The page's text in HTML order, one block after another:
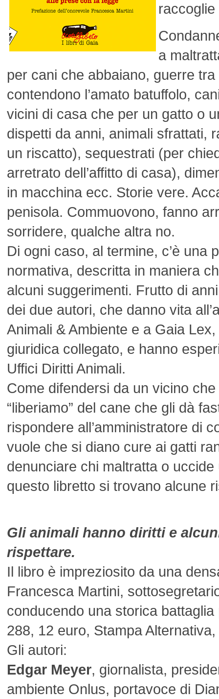
a
per cani che abbaiano, guerre
contendono l’amato batuffolo,
vicini di casa che per un gatto o
dispetti da anni, animali sfrattati,
un riscatto), sequestrati (per
arretrato dell’affitto di casa),
in macchina ecc. Storie vere.
penisola. Commuovono, fanno
sorridere, qualche altra no.
Di ogni caso, al termine, c’è una
normativa, descritta in maniera
alcuni suggerimenti. Frutto di
dei due autori, che danno vita
Animali & Ambiente e a Gaia
giuridica collegato, e hanno
Uffici Diritti Animali.
Come difendersi da un vicino
“liberiamo” del cane che gli dà
rispondere all’amministratore di
vuole che si diano cure ai gatti
denunciare chi maltratta o uccide
questo libretto si trovano alcune
Gli animali hanno diritti e
rispettare.
Il libro è impreziosito da una
Francesca Martini,
conducendo una storica
288, 12 euro, Stampa Alternativa,
Gli autori:
Edgar Meyer, giornalista,
ambiente Onlus, portavoce di